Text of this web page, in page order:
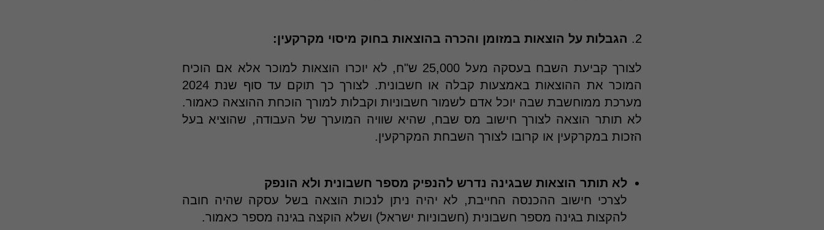
2. הגבלות על הוצאות במזומן והכרה בהוצאות בחוק מיסוי מקרקעין:
לצורך קביעת השבח בעסקה מעל 25,000 ש"ח, לא יוכרו הוצאות למוכר אלא אם הוכיח
המוכר את ההוצאות באמצעות קבלה או חשבונית. לצורך כך תוקם עד סוף שנת 2024
מערכת ממוחשבת שבה יוכל אדם לשמור חשבוניות וקבלות למורך הוכחת ההוצאה כאמור.
לא תותר הוצאה לצורך חישוב מס שבח, שהיא שוויה המוערך של העבודה, שהוציא בעל
הזכות במקרקעין או קרובו לצורך השבחת המקרקעין.
לא תותר הוצאות שבגינה נדרש להנפיק מספר חשבונית ולא הונפק
לצרכי חישוב ההכנסה החייבת, לא יהיה ניתן לנכות הוצאה בשל עסקה שהיה חובה
להקצות בגינה מספר חשבונית (חשבוניות ישראל) ושלא הוקצה בגינה מספר כאמור.